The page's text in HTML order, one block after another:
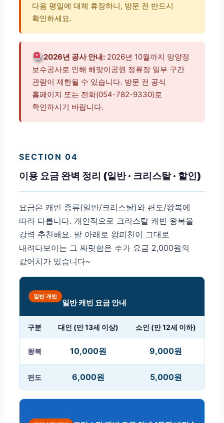
다음 평일에 대체 휴장하니, 방문 전 반드시
확인하세요.
2026년 공사 안내: 2026년 10월까지 망양정
보수공사로 인해 해맞이공원 정류장 일부 구간
관람이 제한될 수 있습니다. 방문 전 공식
홈페이지 또는 전화(054-782-9330)로
확인하시기 바랍니다.
SECTION 04
이용 요금 완벽 정리 (일반 · 크리스탈 · 할인)
요금은 캐빈 종류(일반/크리스탈)와 편도/왕복에
따라 다릅니다. 개인적으로 크리스탈 캐빈 왕복을
강력 추천해요. 발 아래로 왕피천이 그대로
내려다보이는 그 짜릿함은 추가 요금 2,000원의
값어치가 있습니다~
일반 캐빈
일반 캐빈 요금 안내
구분 대인 (만 13세 이상) 소인 (만 12세 이하)
왕복 10,000원 9,000원
편도 6,000원 5,000원